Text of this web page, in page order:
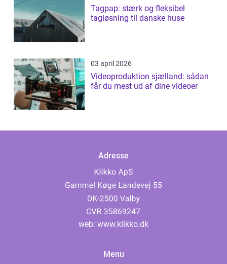
Tagpap: stærk og fleksibel
tagløsning til danske huse
03 april 2026
Videoproduktion sjælland: sådan
får du mest ud af dine videoer
Adresse
web: www.klikko.dk
Menu